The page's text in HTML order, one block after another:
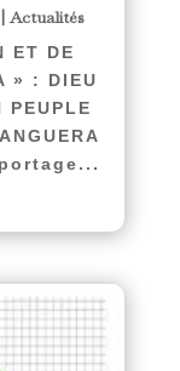
Actualités
ET DE
» : DIEU
PEUPLE